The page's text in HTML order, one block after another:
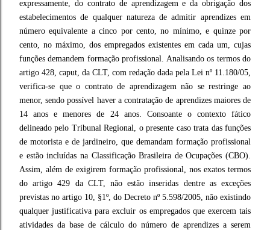
expressamente, do contrato de aprendizagem e da obrigação dos
estabelecimentos de qualquer natureza de admitir aprendizes em
número equivalente a cinco por cento, no mínimo, e quinze por
cento, no máximo, dos empregados existentes em cada um, cujas
funções demandem formação profissional. Analisando os termos do
artigo 428, caput, da CLT, com redação dada pela Lei nº 11.180/05,
verifica-se que o contrato de aprendizagem não se restringe ao
menor, sendo possível haver a contratação de aprendizes maiores de
14 anos e menores de 24 anos. Consoante o contexto fático
delineado pelo Tribunal Regional, o presente caso trata das funções
de motorista e de jardineiro, que demandam formação profissional
e estão incluídas na Classificação Brasileira de Ocupações (CBO).
Assim, além de exigirem formação profissional, nos exatos termos
do artigo 429 da CLT, não estão inseridas dentre as exceções
previstas no artigo 10, §1º, do Decreto nº 5.598/2005, não existindo
qualquer justificativa para excluir os empregados que exercem tais
atividades da base de cálculo do número de aprendizes a serem